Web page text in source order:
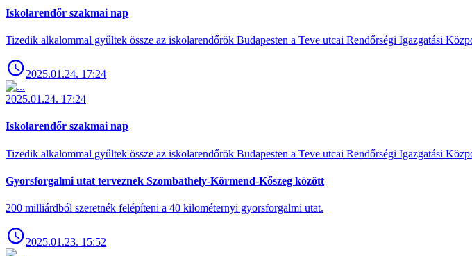
Iskolarendőr szakmai nap
Tizedik alkalommal gyűltek össze az iskolarendőrök Budapesten a Teve utcai Rendőrségi Igazgatási
2025.01.24. 17:24
2025.01.24. 17:24
Iskolarendőr szakmai nap
Tizedik alkalommal gyűltek össze az iskolarendőrök Budapesten a Teve utcai Rendőrségi Igazgatási
Gyorsforgalmi utat terveznek Szombathely-Körmend-Kőszeg között
200 milliárdból szeretnék felépíteni a 40 kilométernyi gyorsforgalmi utat.
2025.01.23. 15:52